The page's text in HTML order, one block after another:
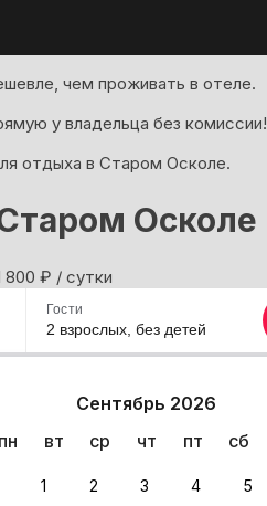
чем проживать в отеле.
у владельца без комиссии!
отдыха в Старом Осколе.
Осколе
800 ₽ / сутки
Сентябрь 2026
пн
вт ср чт пт сб
1 2 3 4 5
Гости
2 взрослых, без детей